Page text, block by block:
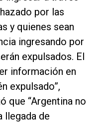
por las
y quienes sean
ingresando por
expulsados. El
información en
expulsado”,
que “Argentina no
llegada de